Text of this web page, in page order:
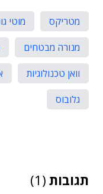
מטריקס מוטי
מנורה מבטחים
וואן טכנולוגיות
גלובוס
תגובות (1)